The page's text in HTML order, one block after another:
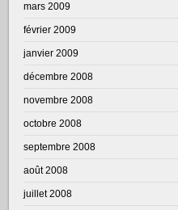
mars 2009
février 2009
janvier 2009
décembre 2008
novembre 2008
octobre 2008
septembre 2008
août 2008
juillet 2008